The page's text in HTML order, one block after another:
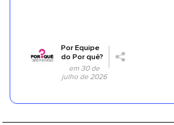
PorEquipe
do Por quê?
em 30 de
julho de 2026